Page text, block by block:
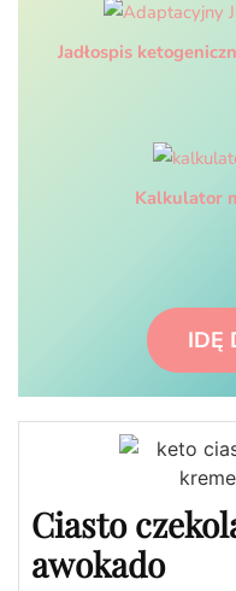
Jadłospis
Kalkulator
IDĘ
Ciasto
awokado